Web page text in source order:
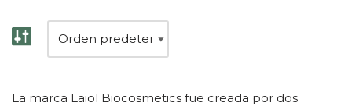
La marca Laiol Biocosmetics fue creada por dos